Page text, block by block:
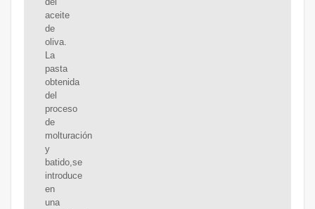
aceite
de
oliva.
La
pasta
obtenida
del
proceso
de
molturación
y
batido,se
introduce
en
una